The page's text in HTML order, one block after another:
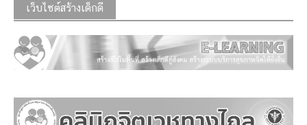
เว็บไซต์สร้างเด็กดี